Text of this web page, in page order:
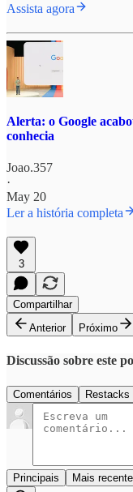
Assista agora
Alerta: o Google
conhecia
Joao.357
·
May 20
Ler a história completa
3
Compartilhar
Anterior
Próximo
Discussão sobre este
Comentários Restacks
Principais Mais